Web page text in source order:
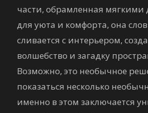
части, обрамленная
для уюта и комфорта, она
сливается с интерьером,
волшебство и загадку
Возможно, это необычное
показаться несколько
именно в этом заключается